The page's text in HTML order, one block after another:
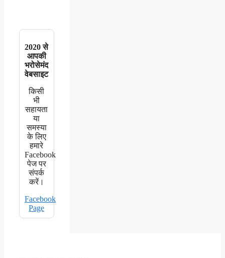
2020 से
आपकी
भरोसेमंद
वेबसाइट
किसी
भी
सहायता
या
समस्या
के लिए
हमारे
Facebook
पेज पर
संपर्क
करें।
Facebook
Page